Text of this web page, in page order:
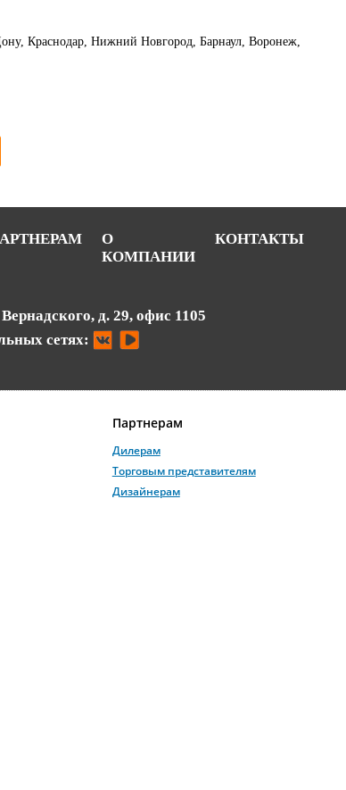
Краснодар, Нижний Новгород, Барнаул, Воронеж,
О
КОМПАНИИ
КОНТАКТЫ
д. 29, офис 1105
сетях:
Партнерам
Дилерам
Торговым представителям
Дизайнерам